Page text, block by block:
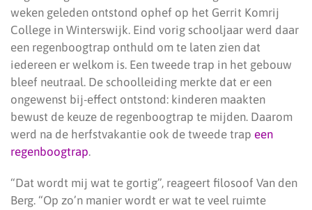
weken geleden ontstond ophef op het Gerrit Komrij
College in Winterswijk. Eind vorig schooljaar werd daar
een regenboogtrap onthuld om te laten zien dat
iedereen er welkom is. Een tweede trap in het gebouw
bleef neutraal. De schoolleiding merkte dat er een
ongewenst bij-effect ontstond: kinderen maakten
bewust de keuze de regenboogtrap te mijden. Daarom
werd na de herfstvakantie ook de tweede trap een
regenboogtrap.
“Dat wordt mij wat te gortig”, reageert filosoof Van den
Berg. “Op zo’n manier wordt er wat te veel ruimte